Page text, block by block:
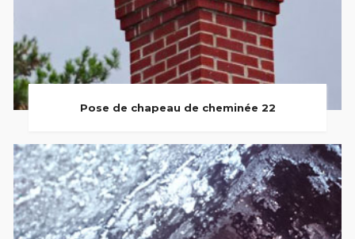
Pose de chapeau de cheminée 22